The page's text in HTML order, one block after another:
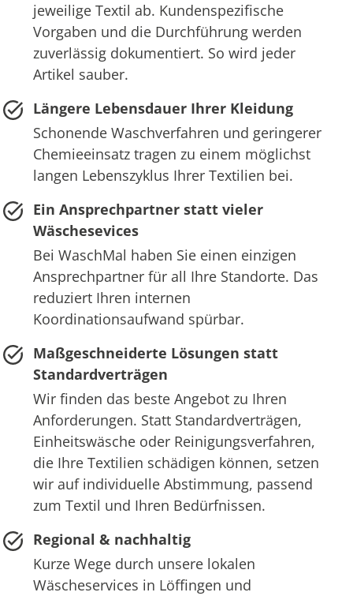
jeweilige Textil ab. Kundenspezifische
Vorgaben und die Durchführung werden
zuverlässig dokumentiert. So wird jeder
Artikel sauber.
Längere Lebensdauer Ihrer Kleidung
Schonende Waschverfahren und geringerer
Chemieeinsatz tragen zu einem möglichst
langen Lebenszyklus Ihrer Textilien bei.
Ein Ansprechpartner statt vieler
Wäschesevices
Bei WaschMal haben Sie einen einzigen
Ansprechpartner für all Ihre Standorte. Das
reduziert Ihren internen
Koordinationsaufwand spürbar.
Maßgeschneiderte Lösungen statt
Standardverträgen
Wir finden das beste Angebot zu Ihren
Anforderungen. Statt Standardverträgen,
Einheitswäsche oder Reinigungsverfahren,
die Ihre Textilien schädigen können, setzen
wir auf individuelle Abstimmung, passend
zum Textil und Ihren Bedürfnissen.
Regional & nachhaltig
Kurze Wege durch unsere lokalen
Wäscheservices in Löffingen und